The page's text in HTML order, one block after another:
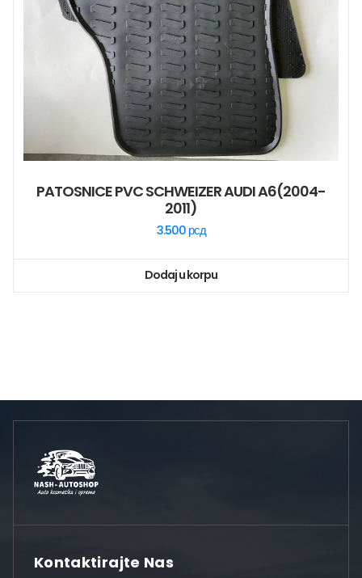
PATOSNICE PVC SCHWEIZER AUDI A6(2004-
2011)
3.500 рсд
Dodaj u korpu
Kontaktirajte Nas